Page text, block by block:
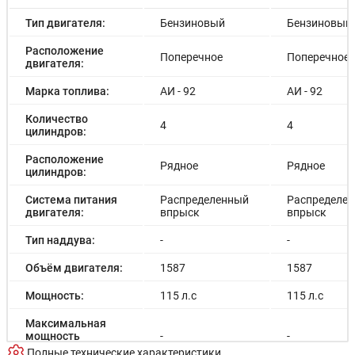
Гарантия на автомобиль 2 года без ограничений по
пробегу
Тип двигателя: Бензиновый Бензиновый
Расположение
двигателя:
Поперечное Поперечное
Марка топлива: АИ - 92 АИ - 92
Количество
цилиндров:
4 4
Расположение
цилиндров:
Рядное Рядное
Система питания
двигателя:
Распределенный
впрыск
впрыск
Тип наддува: - -
Объём двигателя: 1587 1587
Мощность: 115 л.с 115 л.с
Максимальная
мощность
электродвигателя:
- -
Полные технические характеристики